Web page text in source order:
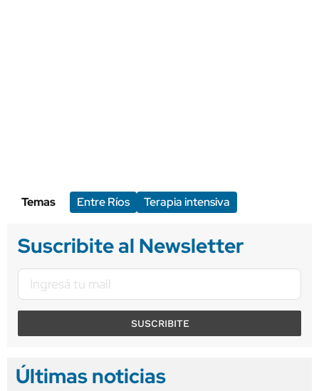
Temas Entre Ríos Terapia intensiva
Suscribite al Newsletter
SUSCRIBITE
Últimas noticias